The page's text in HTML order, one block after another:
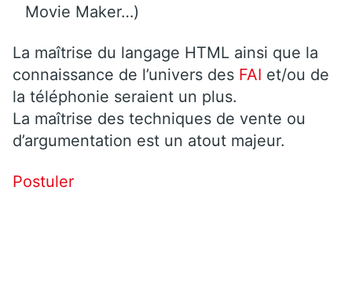
Movie Maker…)
La maîtrise du langage HTML ainsi que la
connaissance de l’univers des FAI et/ou de
la téléphonie seraient un plus.
La maîtrise des techniques de vente ou
d’argumentation est un atout majeur.
Postuler